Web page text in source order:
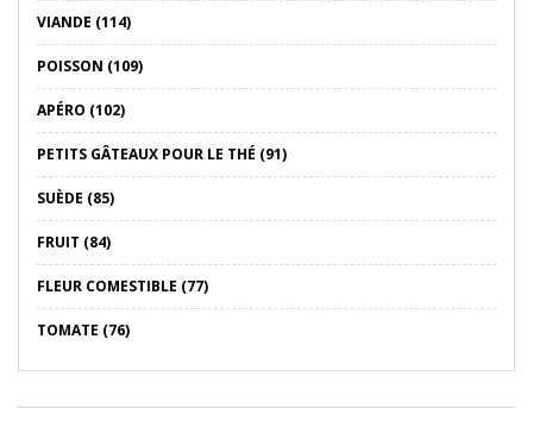
VIANDE (114)
POISSON (109)
APÉRO (102)
PETITS GÂTEAUX POUR LE THÉ (91)
SUÈDE (85)
FRUIT (84)
FLEUR COMESTIBLE (77)
TOMATE (76)